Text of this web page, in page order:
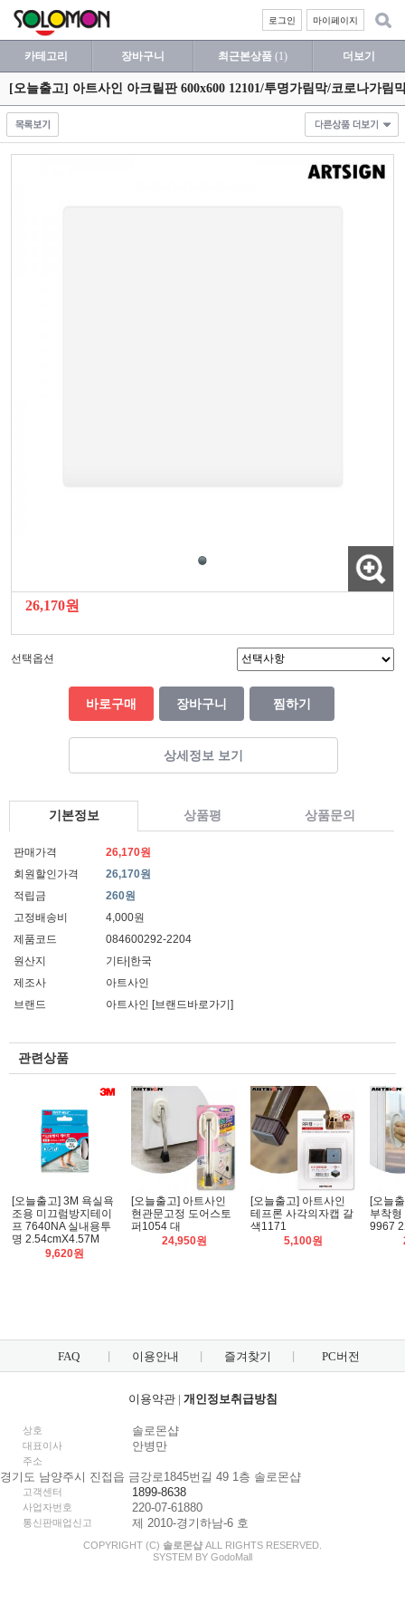
마이페이지
로그인
카테고리 장바구니 최근본상품 (1) 더보기
[오늘출고] 아트사인 아크릴판 600x600 12101/투명가림막/코로나가
26,170원
선택옵션
바로구매 장바구니 찜하기
상세정보 보기
기본정보 상품평 상품문의
판매가격
26,170원
회원할인가격
26,170원
적립금
260원
고정배송비
4,000원
제품코드
084600292-2204
원산지
기타|한국
제조사
아트사인
브랜드
아트사인 [브랜드바로가기]
관련상품
[오늘출고] 3M 욕실욕
조용 미끄럼방지테이
프 7640NA 실내용투
명 2.54cmX4.57M
9,620원
[오늘출고] 아트사인
현관문고정 도어스토
퍼1054 대
24,950원
[오늘출고] 아트사인
테프론 사각의자캡 갈
색1171
5,100원
[오늘
부착
9967
FAQ 이용안내 즐겨찾기 PC버전
이용약관| 개인정보취급방침
상호 솔로몬샵
대표이사 안병만
주소
경기도 남양주시 진접읍 금강로1845번길 49 1층 솔로몬샵
고객센터 1899-8638
사업자번호 220-07-61880
통신판매업신고 제 2010-경기하남-6 호
COPYRIGHT (C) 솔로몬샵 ALL RIGHTS RESERVED.
SYSTEM BY GodoMall